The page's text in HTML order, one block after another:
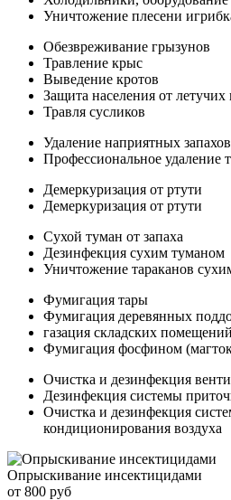
Уничтожение плесени
Обезвреживание грызунов
Травление крыс
Выведение кротов
Защита населения от
Травля сусликов
Удаление наприятных
Профессиональное удаление
Демеркуризация от ртути
Демеркуризация от ртути
Сухой туман от запаха
Дезинфекция сухим туманом
Уничтожение тараканов
Фумигация тары
Фумигация деревянных
газация складских помещений
Фумигация фосфином
Очистка и дезинфекция
Дезинфекция системы
Очистка и дезинфекция
кондиционирования воздуха
Опрыскивание инсектицидами
от 800 руб